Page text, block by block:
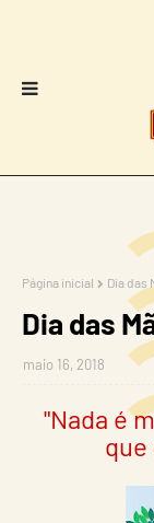
Página inicial Dia das
Dia das
maio 16, 2018
"Nada é
que